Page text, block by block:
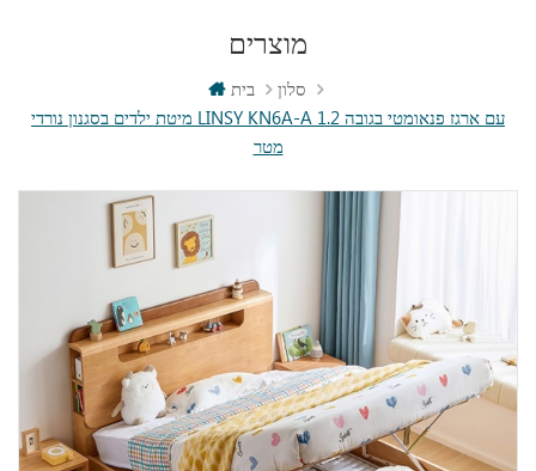
מוצרים
בית
סלון
מיטת ילדים בסגנון נורדי LINSY KN6A-A עם ארגז פנאומטי בגובה 1.2
מטר